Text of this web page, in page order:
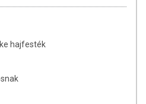
hajfesték